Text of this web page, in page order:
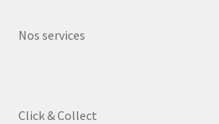
Nos services
Click & Collect